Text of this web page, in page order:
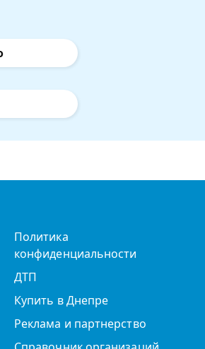
Политика
конфиденциальности
ДТП
Купить в Днепре
Реклама и партнерство